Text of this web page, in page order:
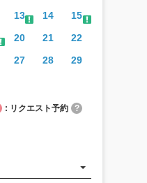
13 14
15
20 21
22
27 28
29
: リクエスト予約
?